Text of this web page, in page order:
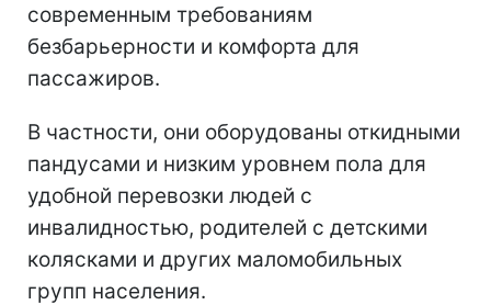
современным требованиям
безбарьерности и комфорта для
пассажиров.
В частности, они оборудованы откидными
пандусами и низким уровнем пола для
удобной перевозки людей с
инвалидностью, родителей с детскими
колясками и других маломобильных
групп населения.